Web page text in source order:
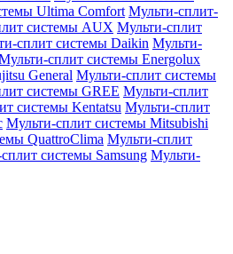
Ultima Comfort Мульти-сплит-
системы AUX Мульти-сплит
сплит системы Daikin Мульти-
сплит системы Energolux
General Мульти-сплит системы
системы GREE Мульти-сплит
системы Kentatsu Мульти-сплит
Мульти-сплит системы Mitsubishi
QuattroClima Мульти-сплит
системы Samsung Мульти-